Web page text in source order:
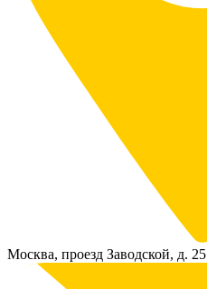
Москва, проезд Заводской, д. 25